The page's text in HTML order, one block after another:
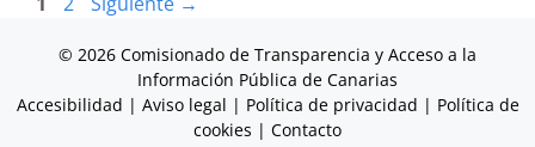
© 2026 Comisionado de Transparencia y Acceso a la
Información Pública de Canarias
Accesibilidad | Aviso legal | Política de privacidad | Política de
cookies | Contacto